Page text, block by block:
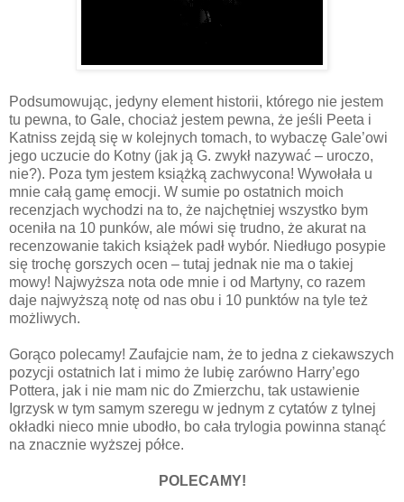
Podsumowując, jedyny element historii, którego nie jestem
tu pewna, to Gale, chociaż jestem pewna, że jeśli Peeta i
Katniss zejdą się w kolejnych tomach, to wybaczę Gale’owi
jego uczucie do Kotny (jak ją G. zwykł nazywać – uroczo,
nie?). Poza tym jestem książką zachwycona! Wywołała u
mnie całą gamę emocji. W sumie po ostatnich moich
recenzjach wychodzi na to, że najchętniej wszystko bym
oceniła na 10 punków, ale mówi się trudno, że akurat na
recenzowanie takich książek padł wybór. Niedługo posypie
się trochę gorszych ocen – tutaj jednak nie ma o takiej
mowy! Najwyższa nota ode mnie i od Martyny, co razem
daje najwyższą notę od nas obu i 10 punktów na tyle też
możliwych.
Gorąco polecamy! Zaufajcie nam, że to jedna z ciekawszych
pozycji ostatnich lat i mimo że lubię zarówno Harry’ego
Pottera, jak i nie mam nic do Zmierzchu, tak ustawienie
Igrzysk w tym samym szeregu w jednym z cytatów z tylnej
okładki nieco mnie ubodło, bo cała trylogia powinna stanąć
na znacznie wyższej półce.
POLECAMY!